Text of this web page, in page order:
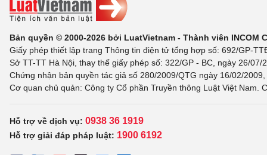
Bản quyền © 2000-2026 bởi LuatVietnam - Thành viên INCOM
Giấy phép thiết lập trang Thông tin điện tử tổng hợp số: 692/GP-
Sở TT-TT Hà Nội, thay thế giấy phép số: 322/GP - BC, ngày 26/
Chứng nhận bản quyền tác giả số 280/2009/QTG ngày 16/02/
Cơ quan chủ quản: Công ty Cổ phần Truyền thông Luật Việt Nam.
Hỗ trợ về dịch vụ: 0938 36 1919
Hỗ trợ giải đáp pháp luật: 1900 6192